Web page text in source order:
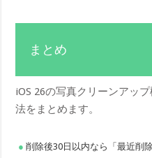
まとめ
iOS 26の写真クリーンアッ
法をまとめます。
削除後30日以内なら「最近削